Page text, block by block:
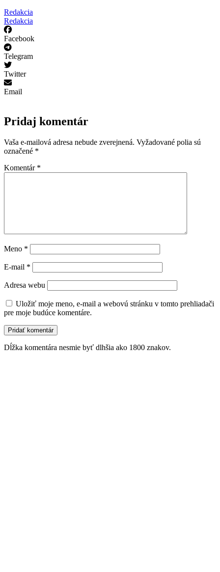
Redakcia
Redakcia
Facebook
Telegram
Twitter
Email
Pridaj komentár
Vaša e-mailová adresa nebude zverejnená. Vyžadované polia sú
označené *
Komentár *
Meno *
E-mail *
Adresa webu
Uložiť moje meno, e-mail a webovú stránku v tomto prehliadači
pre moje budúce komentáre.
Dĺžka komentára nesmie byť dlhšia ako 1800 znakov.